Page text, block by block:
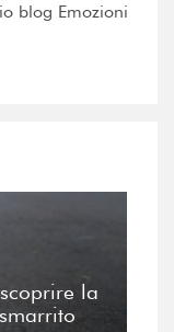
blog Emozioni
la